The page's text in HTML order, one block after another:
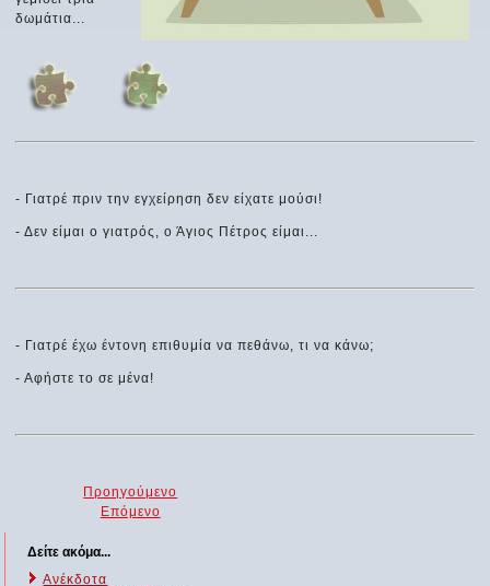
δωμάτια...
- Γιατρέ πριν την εγχείρηση δεν είχατε μούσι!
- Δεν είμαι ο γιατρός, ο Άγιος Πέτρος είμαι...
- Γιατρέ έχω έντονη επιθυμία να πεθάνω, τι να κάνω;
- Αφήστε το σε μένα!
Προηγούμενο
Επόμενο
Δείτε ακόμα...
Ανέκδοτα